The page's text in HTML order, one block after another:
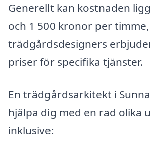
Generellt kan kostnaden
och 1 500 kronor per
trädgårdsdesigners
priser för specifika tjänster.
En trädgårdsarkitekt i
hjälpa dig med en rad olika
inklusive: